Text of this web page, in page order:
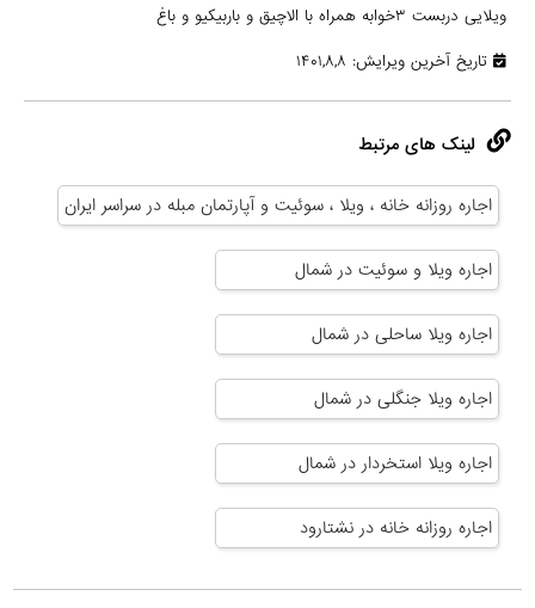
ویلایی دربست ۳خوابه همراه با الاچیق و باربیکیو و باغ
تاریخ آخرین ویرایش: ۱۴۰۱,۸,۸
لینک های مرتبط
اجاره روزانه خانه ، ویلا ، سوئیت و آپارتمان مبله در سراسر ایران
اجاره ویلا و سوئیت در شمال
اجاره ویلا ساحلی در شمال
اجاره ویلا جنگلی در شمال
اجاره ویلا استخردار در شمال
اجاره روزانه خانه در نشتارود